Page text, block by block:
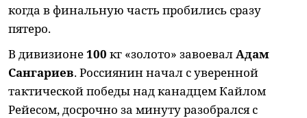
когда в финальную часть пробились сразу
пятеро.
В дивизионе100 кг «золото» завоевалАдам
Сангариев. Россиянин начал с уверенной
тактической победы над канадцем Кайлом
Рейесом, досрочно за минуту разобрался с